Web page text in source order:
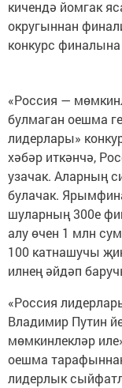
кичендә йомгак
округыннан
конкурс
«Россия —
булмаган оешма
лидерлары»
хәбәр иткәнчә,
узачак. Аларның
булачак.
шуларның 300е
алу өчен 1 млн
100 катнашучы
илнең әйдәп
«Россия
Владимир Путин
мөмкинлекләр
оешма
лидерлык